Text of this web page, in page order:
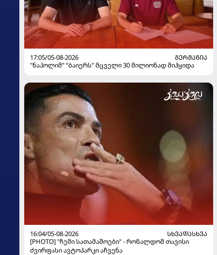
17:05/05-08-2026
ᲒᲔᲠᲛᲐᲜᲘᲐ
"ნაპოლიმ" "ბაიერს" მცველი 30 მილიონად მიჰყიდა
16:04/05-08-2026
ᲡᲮᲕᲐᲓᲐᲡᲮᲕᲐ
[PHOTO] "ჩემი სათამაშოები" - რონალდომ თავისი
ძვირფასი ავტოპარკი აჩვენა